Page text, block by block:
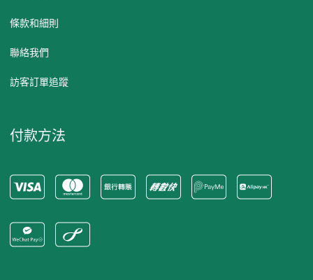
條款和細則
聯絡我們
訪客訂單追蹤
付款方法